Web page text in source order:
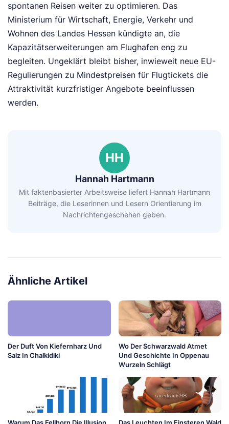
spontanen Reisen weiter zu optimieren. Das
Ministerium für Wirtschaft, Energie, Verkehr und
Wohnen des Landes Hessen kündigte an, die
Kapazitätserweiterungen am Flughafen eng zu
begleiten. Ungeklärt bleibt bisher, inwieweit neue EU-
Regulierungen zu Mindestpreisen für Flugtickets die
Attraktivität kurzfristiger Angebote beeinflussen
werden.
HH
Hannah Hartmann
Mit faktenbasierter Arbeitsweise liefert Hannah Hartmann
Beiträge, die Leserinnen und Lesern Orientierung im
Nachrichtengeschehen geben.
Ähnliche Artikel
Der Duft Von Kiefernharz Und
Salz In Chalkidiki
Wo Der Schwarzwald Atmet
Und Geschichte In Oppenau
Wurzeln Schlägt